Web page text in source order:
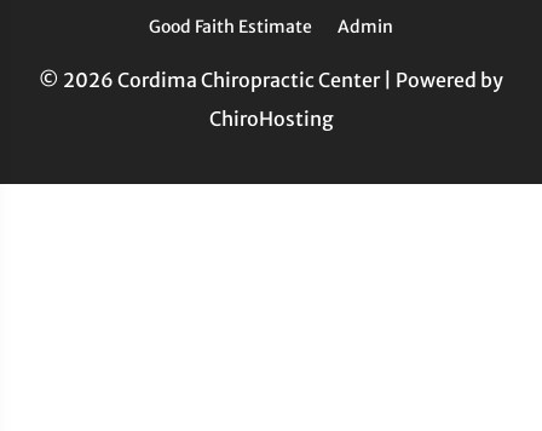
Good Faith Estimate Admin
© 2026 Cordima Chiropractic Center | Powered by
ChiroHosting